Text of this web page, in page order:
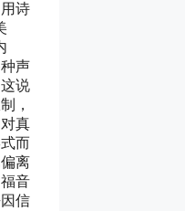
诗
声
说
，
真
而
离
音
信